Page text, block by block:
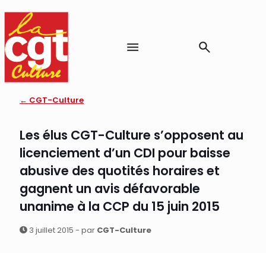
← CGT-Culture
Les élus CGT-Culture s’opposent au
licenciement d’un CDI pour baisse
abusive des quotités horaires et
gagnent un avis défavorable
unanime à la CCP du 15 juin 2015
3 juillet 2015 - par CGT-Culture